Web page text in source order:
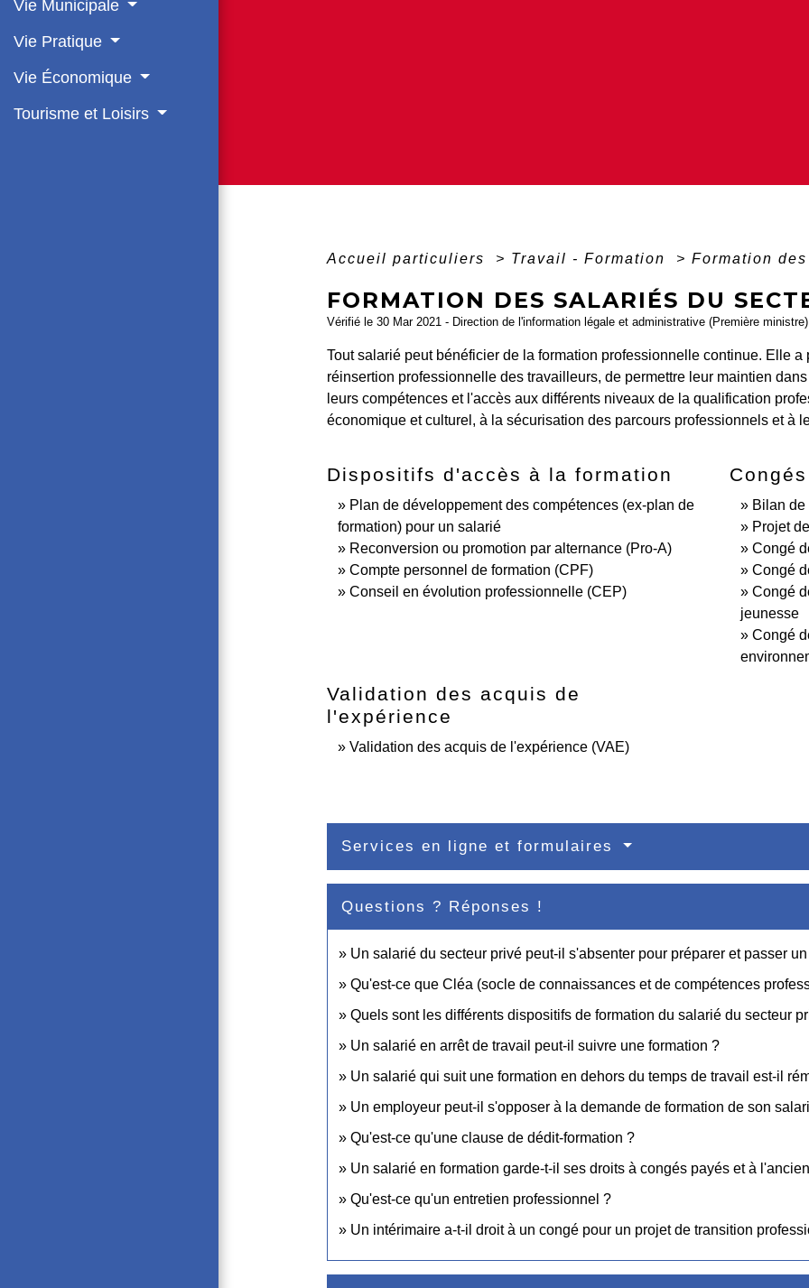
Vie Municipale
Vie Pratique
Vie Économique
Tourisme et Loisirs
Accueil particuliers > Travail - Formation > Formation
FORMATION DES SALARIÉS DU
Vérifié le 30 Mar 2021 - Direction de l'information légale et administrative (Première ministre)
Tout salarié peut bénéficier de la formation professionnelle continue. Elle
réinsertion professionnelle des travailleurs, de permettre leur maintien
leurs compétences et l'accès aux différents niveaux de la qualification
économique et culturel, à la sécurisation des parcours professionnels et à
Dispositifs d'accès à la formation
Plan de développement des compétences (ex-plan de
formation) pour un salarié
Reconversion ou promotion par alternance (Pro-A)
Compte personnel de formation (CPF)
Conseil en évolution professionnelle (CEP)
Bilan
Projet
Congé
Congé
Congé
jeunesse
Congé
Validation des acquis de
l'expérience
Validation des acquis de l'expérience (VAE)
Services en ligne et formulaires
Questions ? Réponses !
Un salarié du secteur privé peut-il s'absenter pour préparer et passer
Qu'est-ce que Cléa (socle de connaissances et de compétences
Quels sont les différents dispositifs de formation du salarié du secteur
Un salarié en arrêt de travail peut-il suivre une formation ?
Un salarié qui suit une formation en dehors du temps de travail est-il
Un employeur peut-il s'opposer à la demande de formation de son
Qu'est-ce qu'une clause de dédit-formation ?
Un salarié en formation garde-t-il ses droits à congés payés et à
Qu'est-ce qu'un entretien professionnel ?
Un intérimaire a-t-il droit à un congé pour un projet de transition